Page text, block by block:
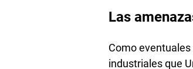
Las
Como
industriales que